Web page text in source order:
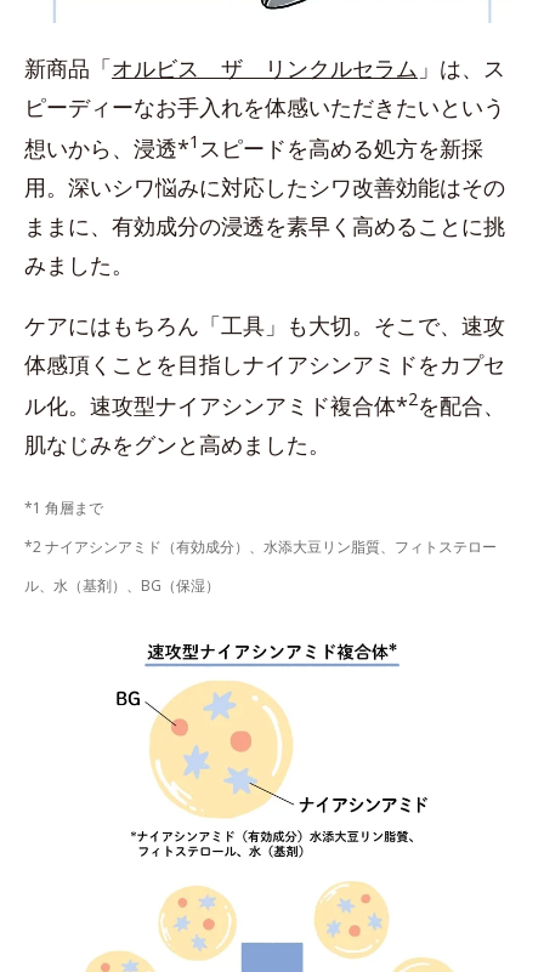
新商品「オルビス ザ リンクルセラム 」は、ス
ピーディーなお手入れを体感いただきたいという
想いから、浸透*1 スピードを高める処方を新採
用。深いシワ悩みに対応したシワ改善効能はその
ままに、有効成分の浸透を素早く高めることに挑
みました。
ケアにはもちろん「工具」も大切。そこで、速攻
体感頂くことを目指しナイアシンアミドをカプセ
ル化。速攻型ナイアシンアミド複合体*2を配合、
肌なじみをグンと高めました。
*1 角層まで
*2 ナイアシンアミド（有効成分）、水添大豆リン脂質、フィトステロー
ル、水（基剤）、BG（保湿）